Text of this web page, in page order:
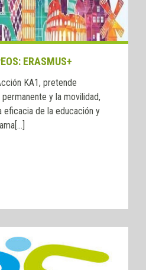
ERASMUS+
KA1, pretende
y la movilidad,
eficacia de la educación y